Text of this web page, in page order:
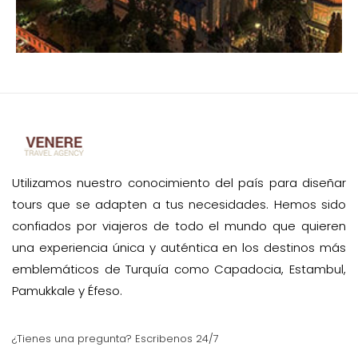
Utilizamos nuestro conocimiento del país para diseñar
tours que se adapten a tus necesidades. Hemos sido
confiados por viajeros de todo el mundo que quieren
una experiencia única y auténtica en los destinos más
emblemáticos de Turquía como Capadocia, Estambul,
Pamukkale y Éfeso.
¿Tienes una pregunta? Escribenos 24/7